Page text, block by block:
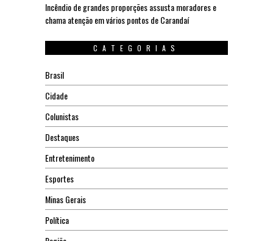
Incêndio de grandes proporções assusta moradores e
chama atenção em vários pontos de Carandaí
CATEGORIAS
Brasil
Cidade
Colunistas
Destaques
Entretenimento
Esportes
Minas Gerais
Política